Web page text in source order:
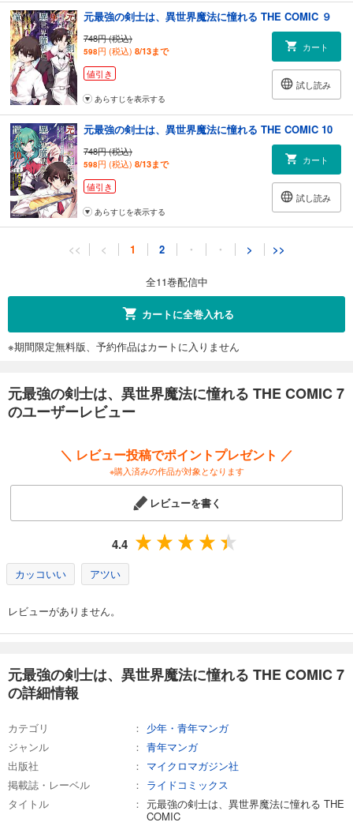
元最強の剣士は、異世界魔法に憧れる THE COMIC ９
748円 (税込)
598円 (税込) 8/13まで
値引き
カート
試し読み
あらすじを表示する
元最強の剣士は、異世界魔法に憧れる THE COMIC 10
748円 (税込)
598円 (税込) 8/13まで
値引き
カート
試し読み
あらすじを表示する
元最強の剣士は、異世界魔法に憧れる THE COMIC 11
8/13まで
値引き
<< < 1 2 ・ ・ > >>
全11巻配信中
カートに全巻入れる
※期間限定無料版、予約作品はカートに入りません
元最強の剣士は、異世界魔法に憧れる THE COMIC 7
のユーザーレビュー
＼ レビュー投稿でポイントプレゼント ／
※購入済みの作品が対象となります
レビューを書く
4.4
カッコいい アツい
レビューがありません。
元最強の剣士は、異世界魔法に憧れる THE COMIC 7
の詳細情報
カテゴリ
少年・青年マンガ
ジャンル
青年マンガ
出版社
マイクロマガジン社
掲載誌・レーベル
ライドコミックス
タイトル
元最強の剣士は、異世界魔法に憧れる THE
COMIC